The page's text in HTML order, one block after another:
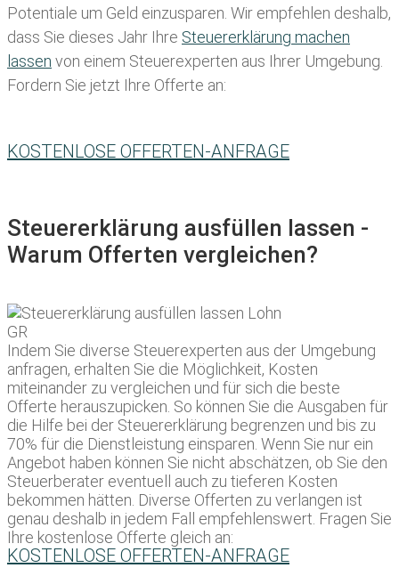
Potentiale um Geld einzusparen. Wir empfehlen deshalb,
dass Sie dieses Jahr Ihre Steuererklärung machen
lassen von einem Steuerexperten aus Ihrer Umgebung.
Fordern Sie jetzt Ihre Offerte an:
KOSTENLOSE OFFERTEN-ANFRAGE
Steuererklärung ausfüllen lassen -
Warum Offerten vergleichen?
Indem Sie diverse Steuerexperten aus der Umgebung
anfragen, erhalten Sie die Möglichkeit, Kosten
miteinander zu vergleichen und für sich die beste
Offerte herauszupicken. So können Sie die Ausgaben für
die Hilfe bei der Steuererklärung begrenzen und bis zu
70% für die Dienstleistung einsparen. Wenn Sie nur ein
Angebot haben können Sie nicht abschätzen, ob Sie den
Steuerberater eventuell auch zu tieferen Kosten
bekommen hätten. Diverse Offerten zu verlangen ist
genau deshalb in jedem Fall empfehlenswert. Fragen Sie
Ihre kostenlose Offerte gleich an:
KOSTENLOSE OFFERTEN-ANFRAGE